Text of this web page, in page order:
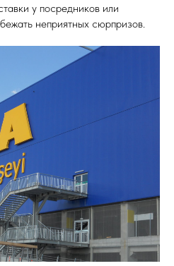
у посредников или
неприятных сюрпризов.